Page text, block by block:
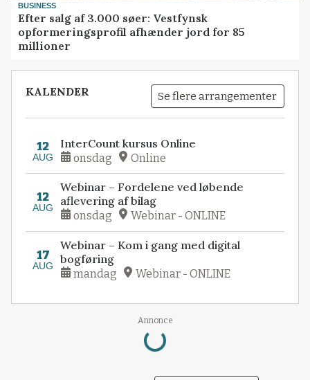
BUSINESS
Efter salg af 3.000 søer: Vestfynsk
opformeringsprofil afhænder jord for 85
millioner
KALENDER Se flere arrangementer
12
AUG
InterCount kursus Online
onsdag Online
12
AUG
Webinar – Fordelene ved løbende
aflevering af bilag
onsdag Webinar - ONLINE
17
AUG
Webinar – Kom i gang med digital
bogføring
mandag Webinar - ONLINE
Annonce
Loading...